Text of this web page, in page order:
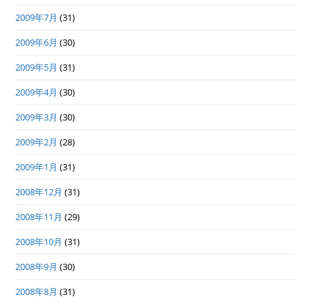
2009年7月 (31)
2009年6月 (30)
2009年5月 (31)
2009年4月 (30)
2009年3月 (30)
2009年2月 (28)
2009年1月 (31)
2008年12月 (31)
2008年11月 (29)
2008年10月 (31)
2008年9月 (30)
2008年8月 (31)